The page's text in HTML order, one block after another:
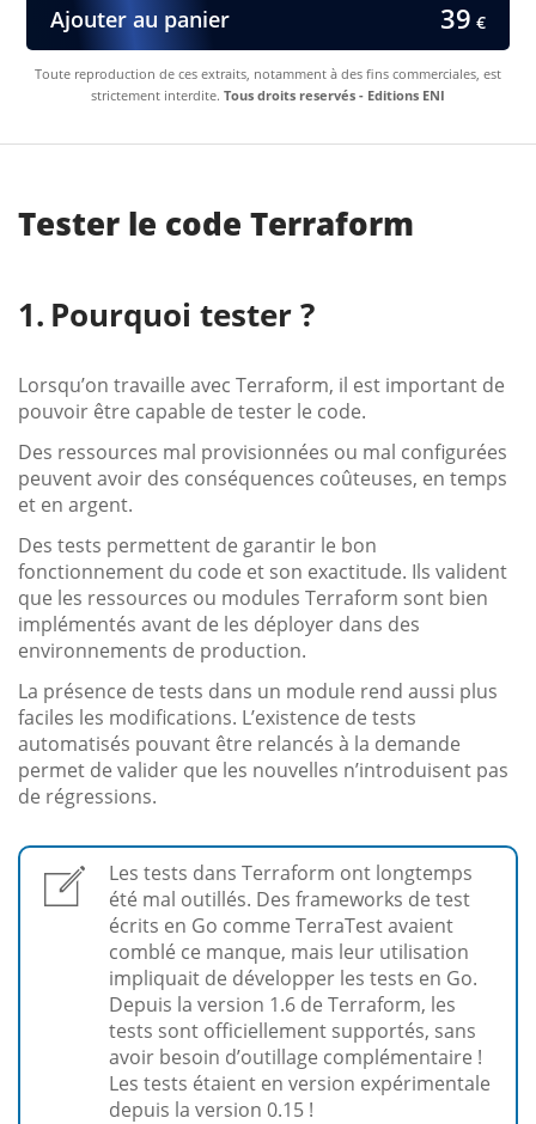
Ajouter au panier 39 €
Toute reproduction de ces extraits, notamment à des fins commerciales, est
strictement interdite. Tous droits reservés - Editions ENI
Tester le code Terraform
Pourquoi tester ?
Lorsqu’on travaille avec Terraform, il est important de
pouvoir être capable de tester le code.
Des ressources mal provisionnées ou mal configurées
peuvent avoir des conséquences coûteuses, en temps
et en argent.
Des tests permettent de garantir le bon
fonctionnement du code et son exactitude. Ils valident
que les ressources ou modules Terraform sont bien
implémentés avant de les déployer dans des
environnements de production.
La présence de tests dans un module rend aussi plus
faciles les modifications. L’existence de tests
automatisés pouvant être relancés à la demande
permet de valider que les nouvelles n’introduisent pas
de régressions.
Les tests dans Terraform ont longtemps
été mal outillés. Des frameworks de test
écrits en Go comme TerraTest avaient
comblé ce manque, mais leur utilisation
impliquait de développer les tests en Go.
Depuis la version 1.6 de Terraform, les
tests sont officiellement supportés, sans
avoir besoin d’outillage complémentaire !
Les tests étaient en version expérimentale
depuis la version 0.15 !